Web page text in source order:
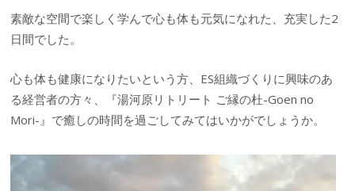
素敵な空間で楽しく学んで心も体も元気になれた、充実した2
日間でした。
心も体も健康になりたいという方、ES組織づくりに興味のあ
る経営者の方々、『湯河原リトリート ご縁の杜-Goen no
Mori-』で癒しの時間を過ごしてみてはいかがでしょうか。